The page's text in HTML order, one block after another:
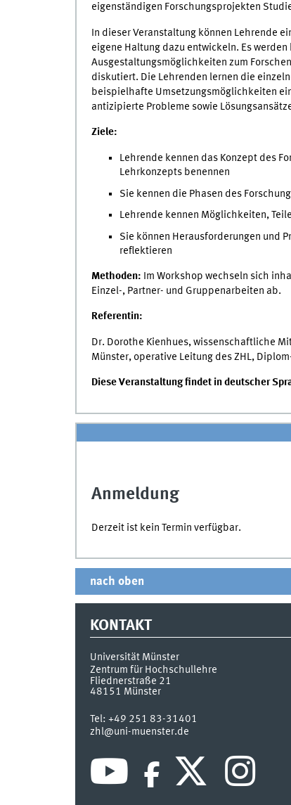
eigenständigen Forschungsprojekten
In dieser Veranstaltung können Lehrende
eigene Haltung dazu entwickeln. Es
Ausgestaltungsmöglichkeiten zum
diskutiert. Die Lehrenden lernen die
beispielhafte Umsetzungsmöglichkeiten
antizipierte Probleme sowie
Ziele:
Lehrende kennen das Konzept des
Lehrkonzepts benennen
Sie kennen die Phasen des
Lehrende kennen Möglichkeiten,
Sie können Herausforderungen und
reflektieren
Methoden: Im Workshop wechseln sich
Einzel-, Partner- und Gruppenarbeiten ab.
Referentin:
Dr. Dorothe Kienhues, wissenschaftliche
Münster, operative Leitung des ZHL,
Diese Veranstaltung findet in deutscher
Anmeldung
Derzeit ist kein Termin verfügbar.
nach oben
KONTAKT
Universität Münster
Zentrum für Hochschullehre
Fliednerstraße 21
48151 Münster
Tel: +49 251 83-31401
zhl@uni-muenster.de